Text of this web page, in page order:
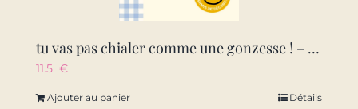
tu vas pas chialer comme une gonzesse ! – #education. une mise au point capitale par lucile peytav
11.5 €
Ajouter au panier Détails